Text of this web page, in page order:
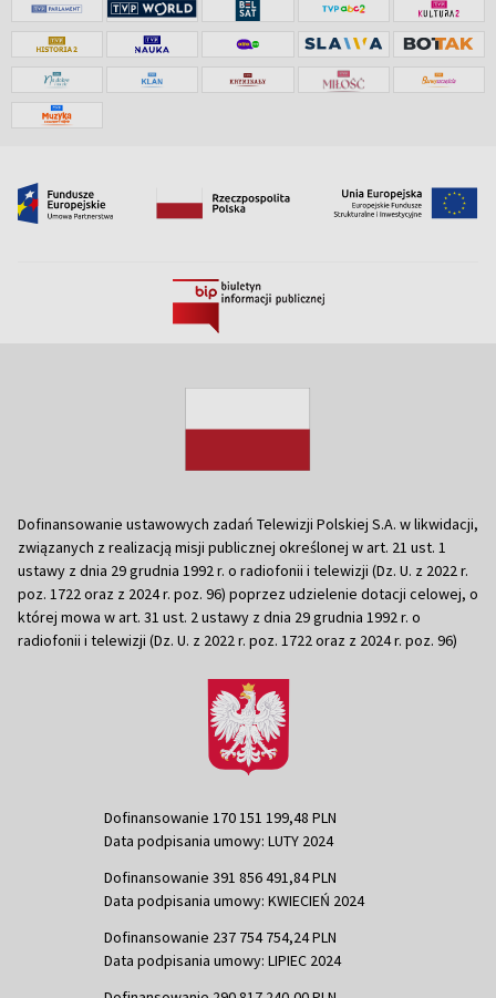
Dofinansowanie ustawowych zadań Telewizji Polskiej S.A. w likwidacji,
związanych z realizacją misji publicznej określonej w art. 21 ust. 1
ustawy z dnia 29 grudnia 1992 r. o radiofonii i telewizji (Dz. U. z 2022 r.
poz. 1722 oraz z 2024 r. poz. 96) poprzez udzielenie dotacji celowej, o
której mowa w art. 31 ust. 2 ustawy z dnia 29 grudnia 1992 r. o
radiofonii i telewizji (Dz. U. z 2022 r. poz. 1722 oraz z 2024 r. poz. 96)
Dofinansowanie 170 151 199,48 PLN
Data podpisania umowy: LUTY 2024
Dofinansowanie 391 856 491,84 PLN
Data podpisania umowy: KWIECIEŃ 2024
Dofinansowanie 237 754 754,24 PLN
Data podpisania umowy: LIPIEC 2024